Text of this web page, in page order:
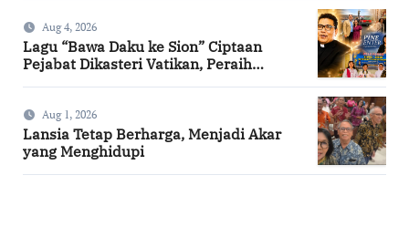
Aug 4, 2026
Lagu “Bawa Daku ke Sion” Ciptaan
Pejabat Dikasteri Vatikan, Peraih
Aug 1, 2026
Lansia Tetap Berharga, Menjadi Akar
yang Menghidupi